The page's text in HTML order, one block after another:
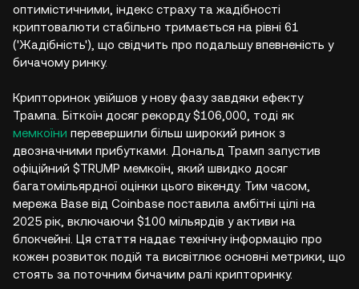
оптимістичними, індекс страху та жадібності
криптовалюти стабільно тримається на рівні 61
('Жадібність'), що свідчить про подальшу впевненість у
бичачому ринку.
Крипторинок увійшов у нову фазу завдяки ефекту
Трампа. Біткоїн досяг рекорду $106,000, тоді як
мемкоїни перевершили більш широкий ринок з
двозначними прибутками. Дональд Трамп запустив
офіційний $TRUMP мемкоїн, який швидко досяг
багатомільярдної оцінки цього вікенду. Тим часом,
мережа Base від Coinbase поставила амбітні цілі на
2025 рік, включаючи $100 мільярдів у активи на
блокчейні. Ця стаття надає технічну інформацію про
кожен розвиток подій та висвітлює основні метрики, що
стоять за поточним бичачим ралі крипторинку.